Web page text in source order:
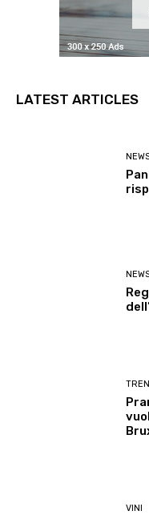
LATEST ARTICLES
VINI